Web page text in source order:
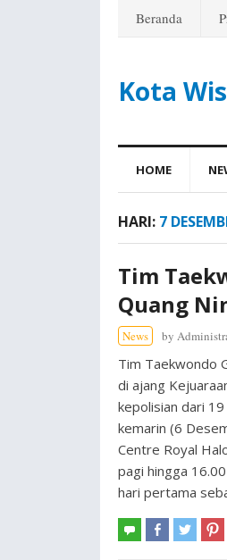
Beranda
Kota
HOME
HARI: 7
Tim
Quang
News by
Tim Taekwondo
di ajang
kepolisian dari
kemarin (6
Centre Royal
pagi hingga
hari pertama